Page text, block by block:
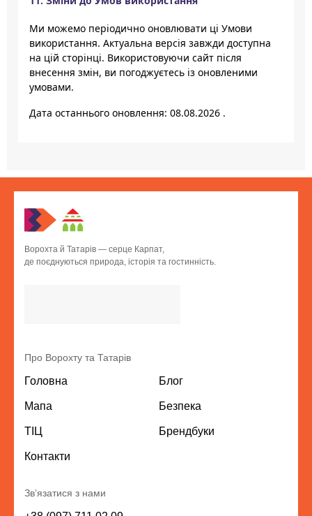
Ми можемо періодично оновлювати ці Умови
використання. Актуальна версія завжди доступна
на цій сторінці. Використовуючи сайт після
внесення змін, ви погоджуєтесь із оновленими
умовами.
Дата останнього оновлення: 08.08.2026 .
Ворохта й Татарів — серце Карпат,
де поєднуються природа, історія та гостинність.
Про Ворохту та Татарів
Головна
Мапа
ТІЦ
Контакти
Блог
Безпека
Брендбуки
Зв’язатися з нами